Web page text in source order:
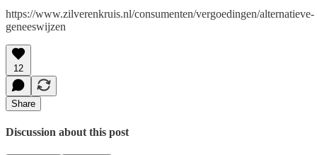
https://www.zilverenkruis.nl/consumenten/vergoedingen/alternatieve-
geneeswijzen
12
Share
Discussion about this post